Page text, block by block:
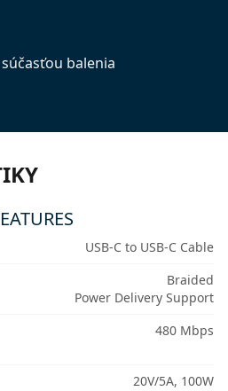
balenia
USB-C to USB-C Cable
Braided
Power Delivery Support
480 Mbps
20V/5A, 100W